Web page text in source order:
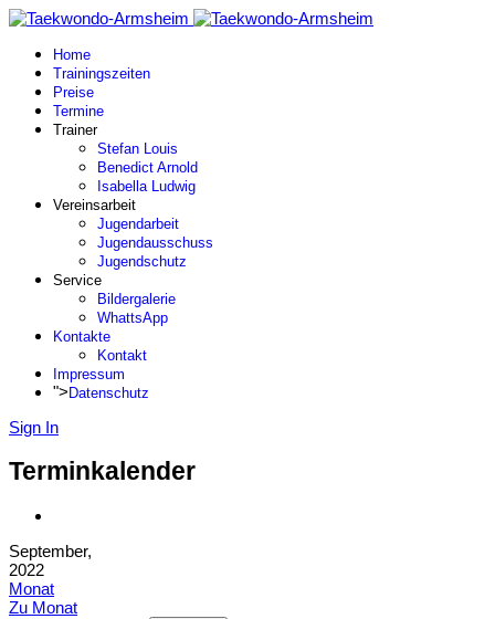
Home
Trainingszeiten
Preise
Termine
Trainer
Stefan Louis
Benedict Arnold
Isabella Ludwig
Vereinsarbeit
Jugendarbeit
Jugendausschuss
Jugendschutz
Service
Bildergalerie
WhattsApp
Kontakte
Kontakt
Impressum
"> Datenschutz
Sign In
Terminkalender
September,
2022
Monat
Zu Monat